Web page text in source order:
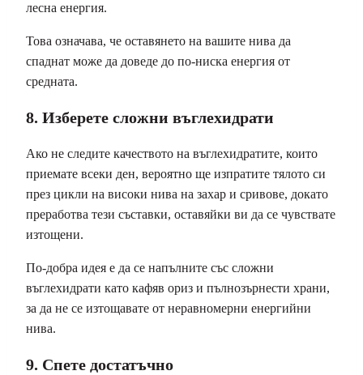
лесна енергия.
Това означава, че оставянето на вашите нива да
спаднат може да доведе до по-ниска енергия от
средната.
8. Изберете сложни въглехидрати
Ако не следите качеството на въглехидратите, които
приемате всеки ден, вероятно ще изпратите тялото си
през цикли на високи нива на захар и сривове, докато
преработва тези съставки, оставяйки ви да се чувствате
изтощени.
По-добра идея е да се напълните със сложни
въглехидрати като кафяв ориз и пълнозърнести храни,
за да не се изтощавате от неравномерни енергийни
нива.
9. Спете достатъчно